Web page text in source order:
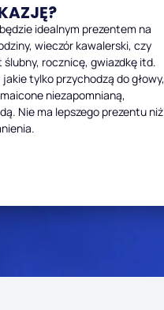
idealnym prezentem na
wieczór kawalerski, czy
ślubny, rocznicę, gwiazdkę itd.
tylko przychodzą do głowy,
niezapomnianą,
Nie ma lepszego prezentu niż